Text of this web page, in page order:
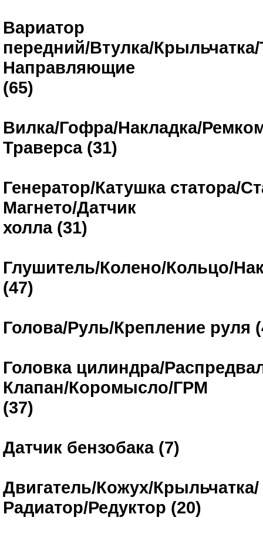
Вариатор
передний/Втулка/Крыльчатка/
Направляющие
(65)
Вилка/Гофра/Накладка/
Траверса (31)
Генератор/Катушка статора/
Магнето/Датчик
холла (31)
Глушитель/Колено/Кольцо/
(47)
Голова/Руль/Крепление руля
Головка цилиндра/
Клапан/Коромысло/ГРМ
(37)
Датчик бензобака (7)
Двигатель/Кожух/Крыльчатка/
Радиатор/Редуктор (20)